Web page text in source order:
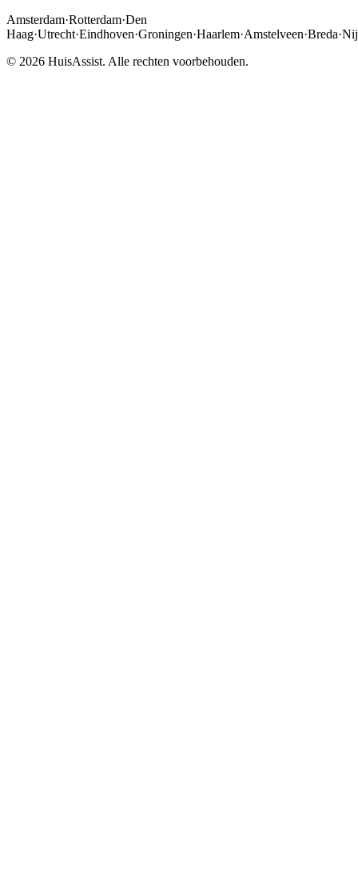
Amsterdam·Rotterdam·Den
Haag·Utrecht·Eindhoven·Groningen·Haarlem·Amstelveen·Breda·
© 2026 HuisAssist. Alle rechten voorbehouden.